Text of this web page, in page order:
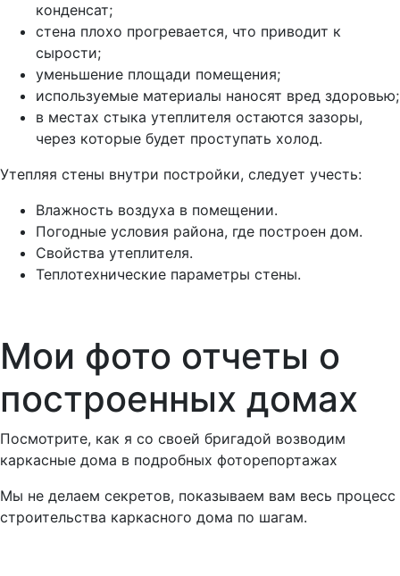
конденсат;
стена плохо прогревается, что приводит к
сырости;
уменьшение площади помещения;
используемые материалы наносят вред здоровью;
в местах стыка утеплителя остаются зазоры,
через которые будет проступать холод.
Утепляя стены внутри постройки, следует учесть:
Влажность воздуха в помещении.
Погодные условия района, где построен дом.
Свойства утеплителя.
Теплотехнические параметры стены.
Мои фото отчеты о
построенных домах
Посмотрите, как я со своей бригадой возводим
каркасные дома в подробных фоторепортажах
Мы не делаем секретов, показываем вам весь процесс
строительства каркасного дома по шагам.